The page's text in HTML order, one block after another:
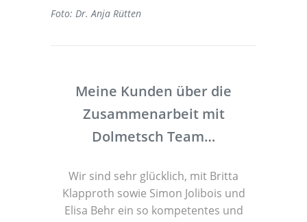
Foto: Dr. Anja Rütten
Meine Kunden über die
Zusammenarbeit mit
Dolmetsch Team…
Wir sind sehr glücklich, mit Britta
Klapproth sowie Simon Jolibois und
Elisa Behr ein so kompetentes und